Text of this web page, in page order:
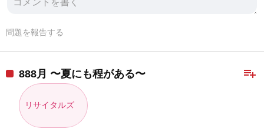
問題を報告する
playlist_add
888月 〜夏にも程がある〜
リサイタルズ